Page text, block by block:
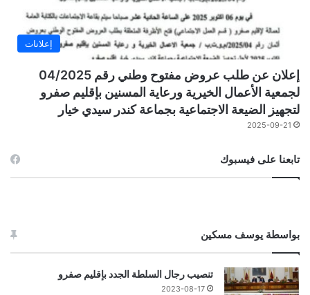
إعلانات
إعلان عن طلب عروض مفتوح وطني رقم 04/2025
لجمعية الأعمال الخيرية ورعاية المسنين بإقليم صفرو
لتجهيز الضيعة الاجتماعية بجماعة كندر سيدي خيار
2025-09-21
تابعنا على فيسبوك
بواسطة يوسف مسكين
تنصيب رجال السلطة الجدد بإقليم صفرو
2023-08-17